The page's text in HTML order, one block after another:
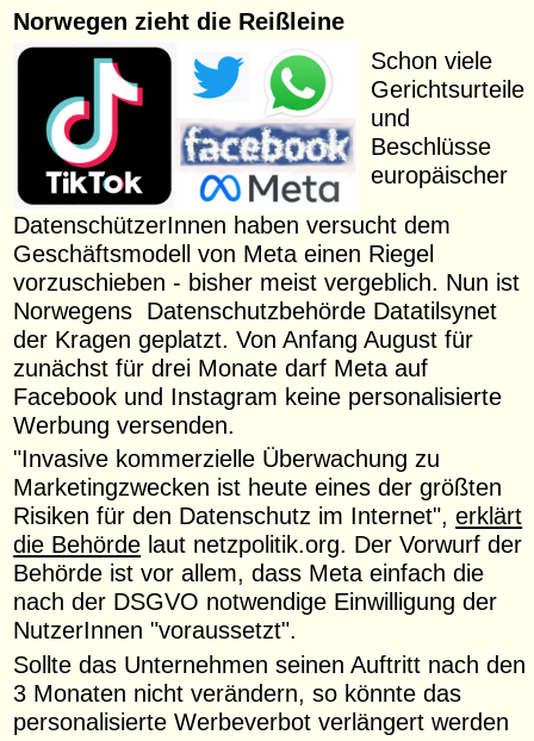
Norwegen zieht die Reißleine
Schon viele
Gerichtsurteile
und
Beschlüsse
europäischer
DatenschützerInnen haben versucht dem
Geschäftsmodell von Meta einen Riegel
vorzuschieben - bisher meist vergeblich. Nun ist
Norwegens Datenschutzbehörde Datatilsynet
der Kragen geplatzt. Von Anfang August für
zunächst für drei Monate darf Meta auf
Facebook und Instagram keine personalisierte
Werbung versenden.
"Invasive kommerzielle Überwachung zu
Marketingzwecken ist heute eines der größten
Risiken für den Datenschutz im Internet",erklärt
die Behörde laut netzpolitik.org. Der Vorwurf der
Behörde ist vor allem, dass Meta einfach die
nach der DSGVO notwendige Einwilligung der
NutzerInnen "voraussetzt".
Sollte das Unternehmen seinen Auftritt nach den
3 Monaten nicht verändern, so könnte das
personalisierte Werbeverbot verlängert werden